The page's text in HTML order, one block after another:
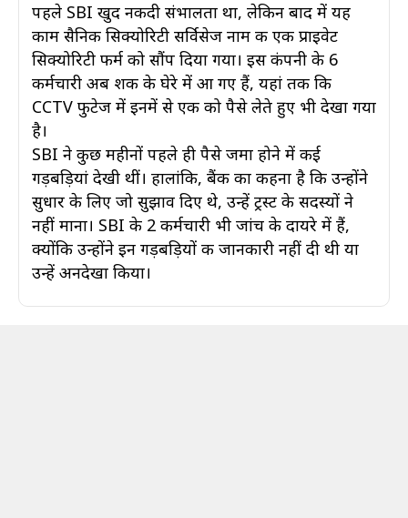
पहले SBI खुद नकदी संभालता था, लेकिन बाद में यह
काम सैनिक सिक्योरिटी सर्विसेज नाम की एक प्राइवेट
सिक्योरिटी फर्म को सौंप दिया गया। इस कंपनी के 6
कर्मचारी अब शक के घेरे में आ गए हैं, यहां तक कि
CCTV फुटेज में इनमें से एक को पैसे लेते हुए भी देखा गया
है।
SBI ने कुछ महीनों पहले ही पैसे जमा होने में कई
गड़बड़ियां देखी थीं। हालांकि, बैंक का कहना है कि उन्होंने
सुधार के लिए जो सुझाव दिए थे, उन्हें ट्रस्ट के सदस्यों ने
नहीं माना। SBI के 2 कर्मचारी भी जांच के दायरे में हैं,
क्योंकि उन्होंने इन गड़बड़ियों की जानकारी नहीं दी थी या
उन्हें अनदेखा किया।